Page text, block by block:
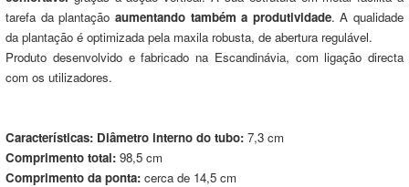
tarefa da plantação aumentando também a produtividade. A qualidade
da plantação é optimizada pela maxila robusta, de abertura regulável.
Produto desenvolvido e fabricado na Escandinávia, com ligação directa
com os utilizadores.
Características: Diâmetro interno do tubo: 7,3 cm
Comprimento total: 98,5 cm
Comprimento da ponta: cerca de 14,5 cm